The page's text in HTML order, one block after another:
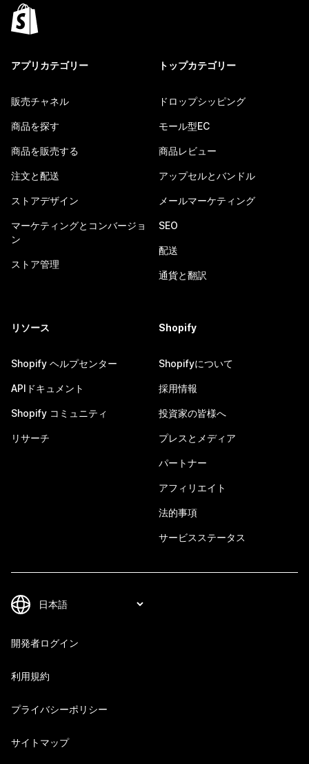
アプリカテゴリー
販売チャネル
商品を探す
商品を販売する
注文と配送
ストアデザイン
マーケティングとコンバージョ
ン
ストア管理
トップカテゴリー
ドロップシッピング
モール型EC
商品レビュー
アップセルとバンドル
メールマーケティング
SEO
配送
通貨と翻訳
リソース
Shopify ヘルプセンター
APIドキュメント
Shopify コミュニティ
リサーチ
Shopify
Shopifyについて
採用情報
投資家の皆様へ
プレスとメディア
パートナー
アフィリエイト
法的事項
サービスステータス
開発者ログイン
利用規約
プライバシーポリシー
サイトマップ